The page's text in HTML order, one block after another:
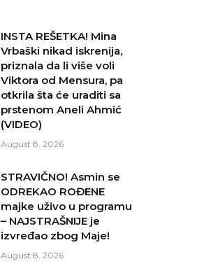
INSTA REŠETKA! Mina
Vrbaški nikad iskrenija,
priznala da li više voli
Viktora od Mensura, pa
otkrila šta će uraditi sa
prstenom Aneli Ahmić
(VIDEO)
August 8, 2026
STRAVIČNO! Asmin se
ODREKAO ROĐENE
majke uživo u programu
– NAJSTRAŠNIJE je
izvređao zbog Maje!
August 8, 2026